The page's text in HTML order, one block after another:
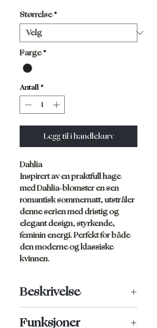
Størrelse*
Farge*
Antall*
Legg til i handlekurv
Dahlia
Inspirert av en praktfull hage
med Dahlia-blomster en sen
romantisk sommernatt, utstråler
denne serien med dristig og
elegant design, styrkende,
feminin energi. Perfekt for både
den moderne og klassiske
kvinnen.
Beskrivelse
stropp. Rynkede detaljer foran og
Funksjoner